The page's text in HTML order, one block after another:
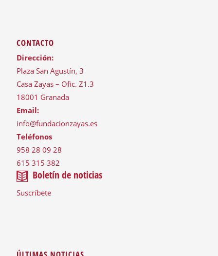
CONTACTO
Dirección:
Plaza San Agustín, 3
Casa Zayas – Ofic. Z1.3
18001 Granada
Email:
info@fundacionzayas.es
Teléfonos
958 28 09 28
615 315 382
Boletín de noticias
Suscríbete